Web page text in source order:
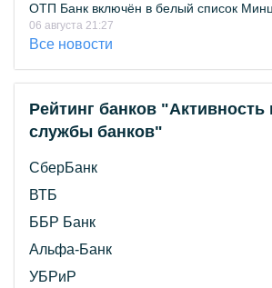
ОТП Банк включён в белый список
06 августа 21:27
Все новости
Рейтинг банков "Активность
службы банков"
СберБанк
ВТБ
ББР Банк
Альфа-Банк
УБРиР